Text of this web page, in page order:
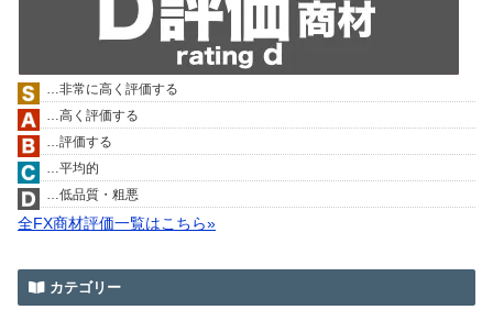
…非常に高く評価する
…高く評価する
…評価する
…平均的
…低品質・粗悪
全FX商材評価一覧はこちら»
カテゴリー